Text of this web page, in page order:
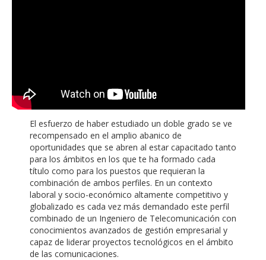
El esfuerzo de haber estudiado un doble grado se ve
recompensado en el amplio abanico de
oportunidades que se abren al estar capacitado tanto
para los ámbitos en los que te ha formado cada
título como para los puestos que requieran la
combinación de ambos perfiles. En un contexto
laboral y socio-económico altamente competitivo y
globalizado es cada vez más demandado este perfil
combinado de un Ingeniero de Telecomunicación con
conocimientos avanzados de gestión empresarial y
capaz de liderar proyectos tecnológicos en el ámbito
de las comunicaciones.